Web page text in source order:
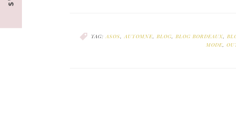
TAG:ASOS,AUTOMNE, BLOG, BLOG BORDEAUX,
MODE,